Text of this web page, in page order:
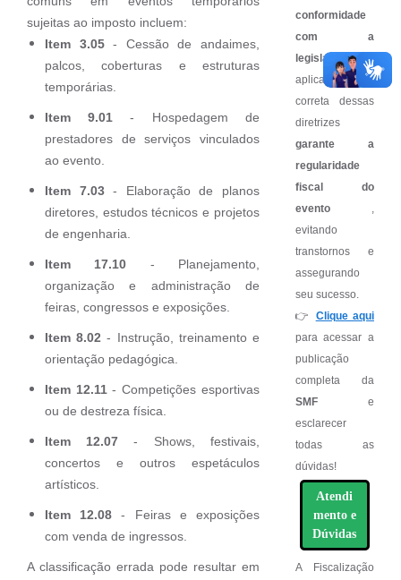
sujeitas ao imposto incluem:
Item 3.05- Cessão de andaimes,
palcos, coberturas e estruturas
temporárias.
Item 9.01 - Hospedagem de
prestadores de serviços vinculados
ao evento.
Item 7.03- Elaboração de planos
diretores, estudos técnicos e projetos
de engenharia.
Item 17.10 - Planejamento,
organização e administração de
feiras, congressos e exposições.
Item 8.02 - Instrução, treinamento e
orientação pedagógica.
Item 12.11- Competições esportivas
ou de destreza física.
Item 12.07 - Shows, festivais,
concertos e outros espetáculos
artísticos.
Item 12.08 - Feiras e exposições
com venda de ingressos.
A classificação errada pode resultar em
conformidade
com a
legislação!A
aplicação
correta dessas
diretrizes
garante a
regularidade
fiscal do
evento,
evitando
transtornos e
assegurando
seu sucesso.
👉 Clique aqui
para acessar a
publicação
completa da
SMFe
esclarecer
todas as
dúvidas!
Atendi
mento e
Dúvidas
A Fiscalização